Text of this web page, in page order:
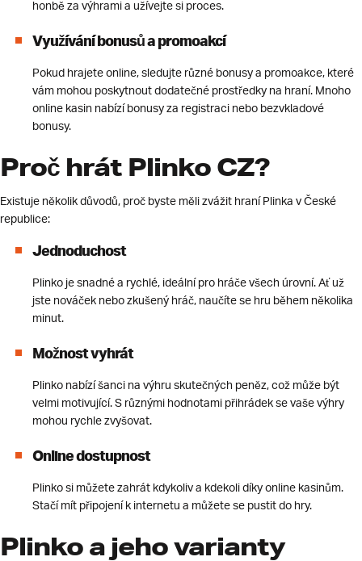
honbě za výhrami a užívejte si proces.
Využívání bonusů a promoakcí
Pokud hrajete online, sledujte různé bonusy a promoakce, které
vám mohou poskytnout dodatečné prostředky na hraní. Mnoho
online kasin nabízí bonusy za registraci nebo bezvkladové
bonusy.
Proč hrát Plinko CZ?
Existuje několik důvodů, proč byste měli zvážit hraní Plinka v České
republice:
Jednoduchost
Plinko je snadné a rychlé, ideální pro hráče všech úrovní. Ať už
jste nováček nebo zkušený hráč, naučíte se hru během několika
minut.
Možnost vyhrát
Plinko nabízí šanci na výhru skutečných peněz, což může být
velmi motivující. S různými hodnotami přihrádek se vaše výhry
mohou rychle zvyšovat.
Online dostupnost
Plinko si můžete zahrát kdykoliv a kdekoli díky online kasinům.
Stačí mít připojení k internetu a můžete se pustit do hry.
Plinko a jeho varianty